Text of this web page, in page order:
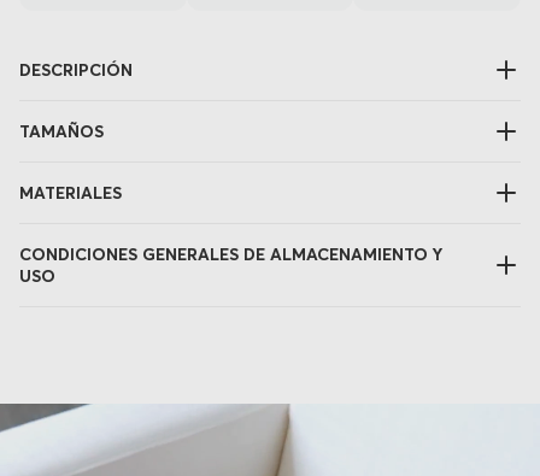
DESCRIPCIÓN
TAMAÑOS
MATERIALES
CONDICIONES GENERALES DE ALMACENAMIENTO Y
USO